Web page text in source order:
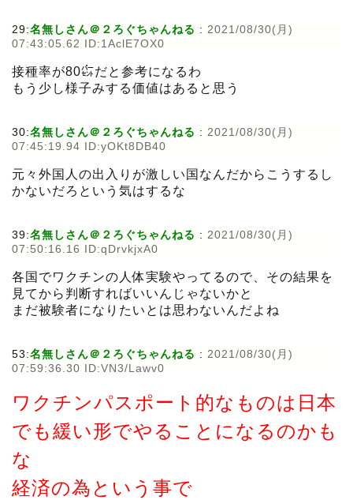
29:名無しさん＠２ろぐちゃんねる : 2021/08/30(月)
07:43:05.62 ID:1AclE7OX0
接種率が80㌫だと参考になるわ
もう少し様子みする価値はあると思う
30:名無しさん＠２ろぐちゃんねる : 2021/08/30(月)
07:45:19.94 ID:yOKt8DB40
元々外国人の出入りが激しい国なんだからこうするし
かないだろという気はするな
39:名無しさん＠２ろぐちゃんねる : 2021/08/30(月)
07:50:16.16 ID:qDrvkjxA0
各国でワクチンの人体実験やってるので、その結果を
見てから判断すればいいんじゃないかと
まだ被験者になりたいとは思わないんだよね
53:名無しさん＠２ろぐちゃんねる : 2021/08/30(月)
07:59:36.30 ID:VN3/Lawv0
ワクチンパスポート的なものは日本
でも緩い形でやることになるのかも
な
経済の為という事で